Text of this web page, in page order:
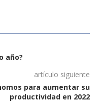
año?
artículo siguiente
para aumentar su
productividad en 2022